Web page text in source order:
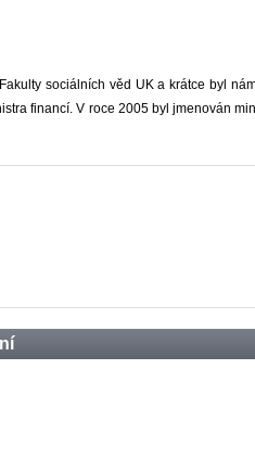
sociálních věd UK a krátce byl
financí. V roce 2005 byl jmenován